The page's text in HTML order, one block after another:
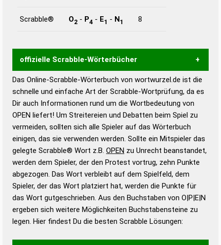
Scrabble® O2 - P4 - E1 - N1 8
offizielle Scrabble-Wörterbücher
Wortwurzel liefert mit Hilfe eines semantischen
Wortanalyse-Algorithmus gute Anhaltspunkte zu
Wortbedeutung, Worttrennung und Wortform, um die
Gültigkeit eines Wortes für das Scrabble-Spiel zu
bestimmen!
zugelassene Turnier Scrabble-
Wörterbücher sind:
Duden – Standardwerk in 12 Bänden
Duden – Richtiges und gutes
Deutsch
Duden – Die deutsche Grammatik
Duden – Deutsches
Universalwörterbuch
Das Online-Scrabble-Wörterbuch von wortwurzel.de ist die
schnelle und einfache Art der Scrabble-Wortprüfung, da es
Dir auch Informationen rund um die Wortbedeutung von
OPEN liefert! Um Streitereien und Debatten beim Spiel zu
vermeiden, sollten sich alle Spieler auf das Wörterbuch
einigen, das sie verwenden werden. Sollte ein Mitspieler das
gelegte Scrabble® Wort z.B. OPEN zu Unrecht beanstandet,
werden dem Spieler, der den Protest vortrug, zehn Punkte
abgezogen. Das Wort verbleibt auf dem Spielfeld, dem
Spieler, der das Wort platziert hat, werden die Punkte für
das Wort gutgeschrieben. Aus den Buchstaben von O|P|E|N
ergeben sich weitere Möglichkeiten Buchstabensteine zu
legen. Hier findest Du die besten Scrabble Lösungen: